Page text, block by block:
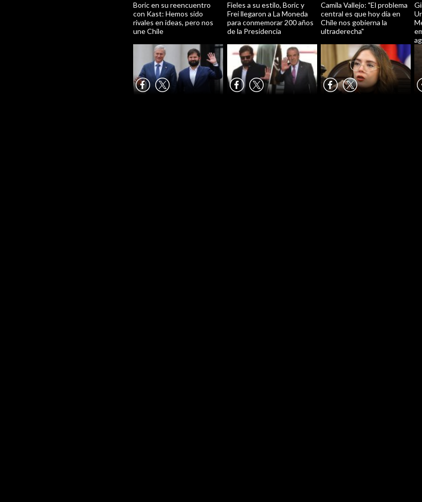
Boric en su reencuentro
con Kast: Hemos sido
rivales en ideas, pero nos
une Chile
Fieles a su estilo, Boric y
Frei llegaron a La Moneda
para conmemorar 200 años
de la Presidencia
Camila Vallejo: "El problema
central es que hoy día en
Chile nos gobierna la
ultraderecha"